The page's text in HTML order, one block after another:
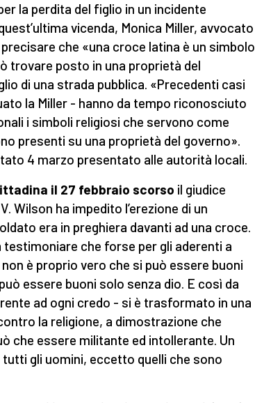
la perdita del figlio in un incidente
vicenda, Monica Miller, avvocato
precisare che «una croce latina è un simbolo
trovare posto in una proprietà del
di una strada pubblica. «Precedenti casi
la Miller - hanno da tempo riconosciuto
i simboli religiosi che servono come
presenti su una proprietà del governo».
4 marzo presentato alle autorità locali.
il 27 febbraio scorso il giudice
Wilson ha impedito l’erezione di un
era in preghiera davanti ad una croce.
testimoniare che forse per gli aderenti a
è proprio vero che si può essere buoni
essere buoni solo senza dio. E così da
ad ogni credo - si è trasformato in una
la religione, a dimostrazione che
che essere militante ed intollerante. Un
gli uomini, eccetto quelli che sono